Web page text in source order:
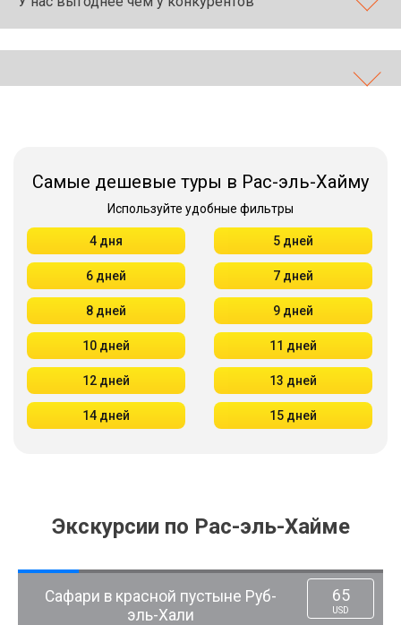
Самые дешевые туры в Рас-эль-Хайму
Используйте удобные фильтры
4 дня 5 дней
6 дней 7 дней
8 дней 9 дней
10 дней 11 дней
12 дней 13 дней
14 дней 15 дней
Экскурсии по Рас-эль-Хайме
65
В Дубай — из Рас-эль-Хаймы!
Обзорная экскурсия